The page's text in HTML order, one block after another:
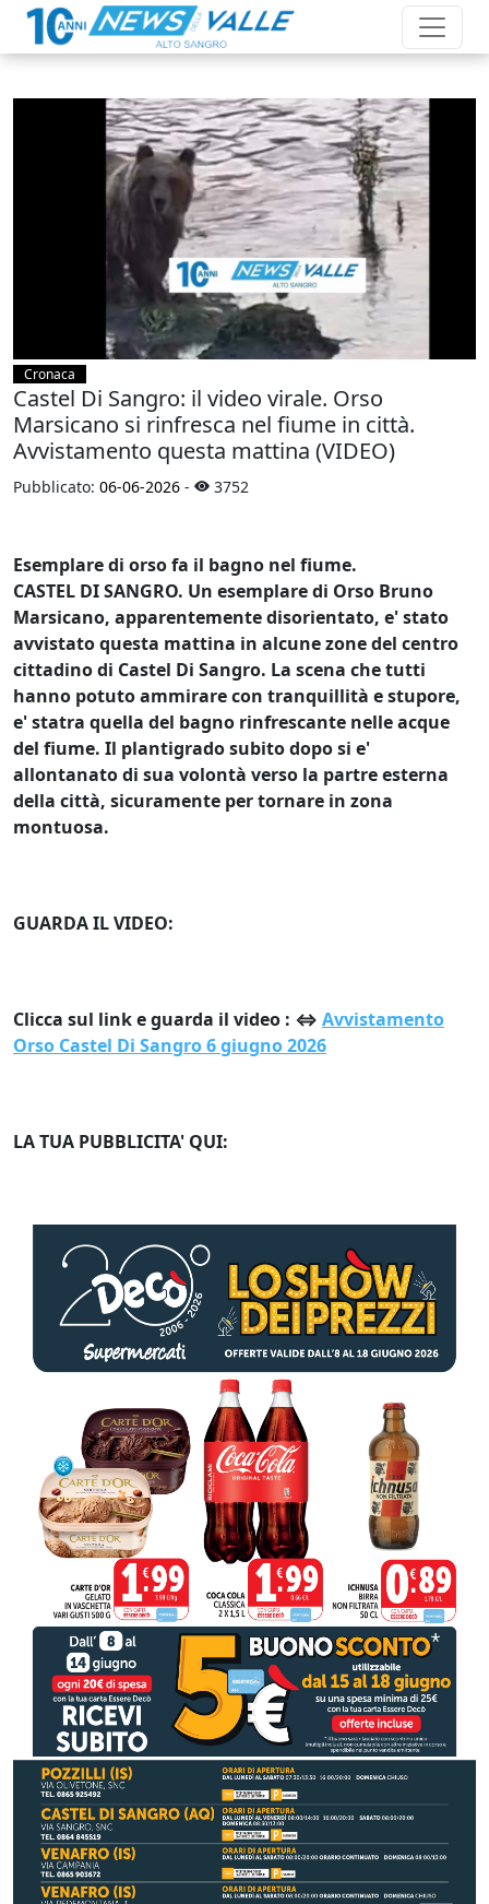
Cronaca
Castel Di Sangro: il video virale. Orso
Marsicano si rinfresca nel fiume in città.
Avvistamento questa mattina (VIDEO)
Pubblicato: 06-06-2026 - 3752
Esemplare di orso fa il bagno nel fiume.
CASTEL DI SANGRO. Un esemplare di Orso Bruno
Marsicano, apparentemente disorientato, e' stato
avvistato questa mattina in alcune zone del centro
cittadino di Castel Di Sangro. La scena che tutti
hanno potuto ammirare con tranquillità e stupore,
e' statra quella del bagno rinfrescante nelle acque
del fiume. Il plantigrado subito dopo si e'
allontanato di sua volontà verso la partre esterna
della città, sicuramente per tornare in zona
montuosa.
GUARDA IL VIDEO:
Clicca sul link e guarda il video : ⇔ Avvistamento
Orso Castel Di Sangro 6 giugno 2026
LA TUA PUBBLICITA' QUI: